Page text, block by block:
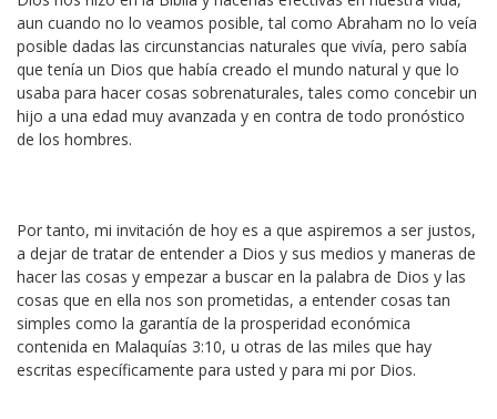
aun cuando no lo veamos posible, tal como Abraham no lo veía
posible dadas las circunstancias naturales que vivía, pero sabía
que tenía un Dios que había creado el mundo natural y que lo
usaba para hacer cosas sobrenaturales, tales como concebir un
hijo a una edad muy avanzada y en contra de todo pronóstico
de los hombres.
Por tanto, mi invitación de hoy es a que aspiremos a ser justos,
a dejar de tratar de entender a Dios y sus medios y maneras de
hacer las cosas y empezar a buscar en la palabra de Dios y las
cosas que en ella nos son prometidas, a entender cosas tan
simples como la garantía de la prosperidad económica
contenida en Malaquías 3:10, u otras de las miles que hay
escritas específicamente para usted y para mi por Dios.